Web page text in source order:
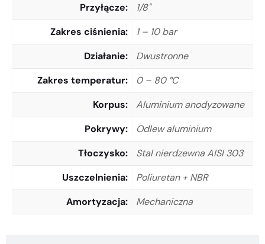
Przyłącze
1/8"
Zakres ciśnienia
1 – 10 bar
Działanie
Dwustronne
Zakres temperatur
0 – 80 °C
Korpus
Aluminium anodyzowane
Pokrywy
Odlew aluminium
Tłoczysko
Stal nierdzewna AISI 303
Uszczelnienia
Poliuretan + NBR
Amortyzacja
Mechaniczna